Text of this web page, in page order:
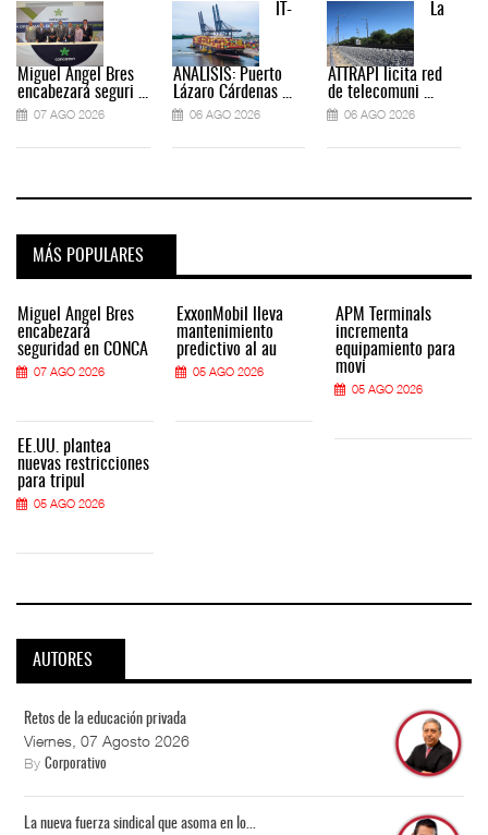
Miguel Ángel Bres
encabezará seguri ...
07 AGO 2026
IT-
ANÁLISIS: Puerto
Lázaro Cárdenas ...
06 AGO 2026
La
ATTRAPI licita red
de telecomuni ...
06 AGO 2026
MÁS POPULARES
Miguel Ángel Bres
encabezará
seguridad en CONCA
07 AGO 2026
EE.UU. plantea
nuevas restricciones
para tripul
05 AGO 2026
ExxonMobil lleva
mantenimiento
predictivo al au
05 AGO 2026
APM Terminals
incrementa
equipamiento para
movi
05 AGO 2026
AUTORES
Retos de la educación privada
Viernes, 07 Agosto 2026
By Corporativo
La nueva fuerza sindical que asoma en lo...